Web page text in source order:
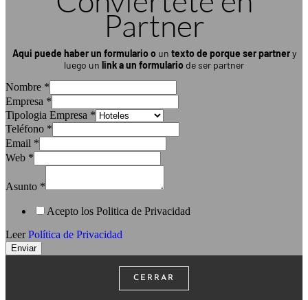
Partner
Aqui puede haber un formulario oun texto de porque ser partnery
luego un link a un formulario de ser partner
Nombre *
Empresa *
Tipologia Empresa *
Teléfono *
Email *
Web *
Asunto *
Acepto los Politica de Privacidad
LeerPolítica de Privacidad
Enviar
CERRAR